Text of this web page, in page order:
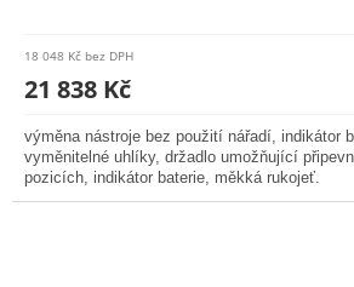
produktu
0,0
5
hvězdiček.
18 048 Kč bez DPH
21 838 Kč
výměna nástroje bez použití nářadí, indikátor
vyměnitelné uhlíky, držadlo umožňující
pozicích, indikátor baterie, měkká rukojeť.